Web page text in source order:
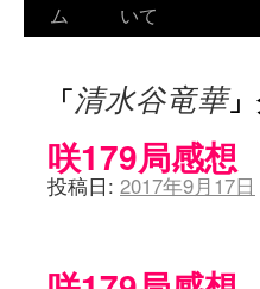
ム
いて
「清水谷竜華
咲179局感想
投稿日: 2017年9月17日